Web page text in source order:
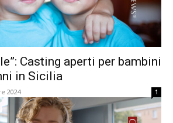
Casting aperti per bambini
in Sicilia
2024 1